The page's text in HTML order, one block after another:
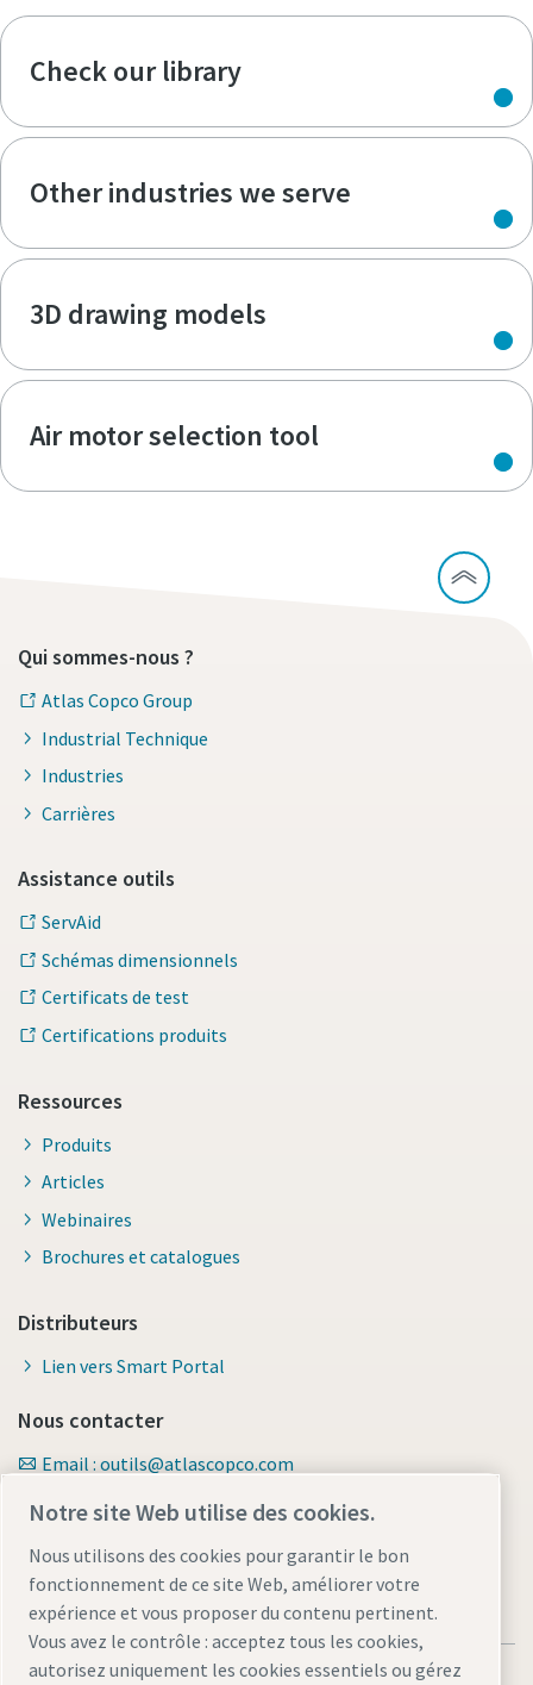
Check our library
Other industries we serve
3D drawing models
Air motor selection tool
Qui sommes-nous ?
Atlas Copco Group
Industrial Technique
Industries
Carrières
Assistance outils
ServAid
Schémas dimensionnels
Certificats de test
Certifications produits
Ressources
Produits
Articles
Webinaires
Brochures et catalogues
Distributeurs
Lien vers Smart Portal
Nous contacter
Email : outils@atlascopco.com
Formulaire de contact
Notre site Web utilise des cookies.
Nous utilisons des cookies pour garantir le bon
fonctionnement de ce site Web, améliorer votre
expérience et vous proposer du contenu pertinent.
Vous avez le contrôle : acceptez tous les cookies,
autorisez uniquement les cookies essentiels ou gérez